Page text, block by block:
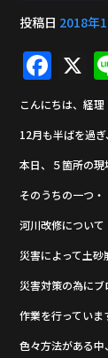
投稿日 2018年
F
a
c
e
b
o
o
k
X
こんにちは、経
12月も半ばを過
本日、５箇所の現
そのうちの一つ・
河川改修について
災害によって土砂
災害対策の為に
作業を行っていま
色々方法がある